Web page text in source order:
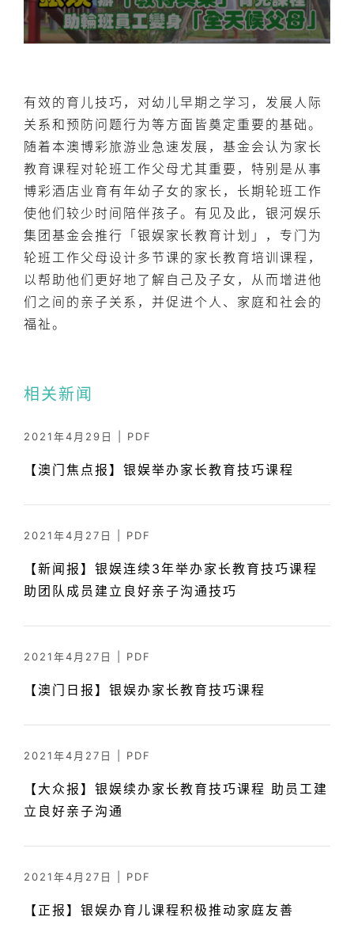
有效的育儿技巧，对幼儿早期之学习，发展人际
关系和预防问题行为等方面皆奠定重要的基础。
随着本澳博彩旅游业急速发展，基金会认为家长
教育课程对轮班工作父母尤其重要，特别是从事
博彩酒店业育有年幼子女的家长，长期轮班工作
使他们较少时间陪伴孩子。有见及此，银河娱乐
集团基金会推行「银娱家长教育计划」，专门为
轮班工作父母设计多节课的家长教育培训课程，
以帮助他们更好地了解自己及子女，从而增进他
们之间的亲子关系，并促进个人、家庭和社会的
福祉。
相关新闻
2021年4月29日 PDF
【澳门焦点报】银娱举办家长教育技巧课程
2021年4月27日 PDF
【新闻报】银娱连续3年举办家长教育技巧课程
助团队成员建立良好亲子沟通技巧
2021年4月27日 PDF
【澳门日报】银娱办家长教育技巧课程
2021年4月27日 PDF
【大众报】银娱续办家长教育技巧课程 助员工建
立良好亲子沟通
2021年4月27日 PDF
【正报】银娱办育儿课程积极推动家庭友善